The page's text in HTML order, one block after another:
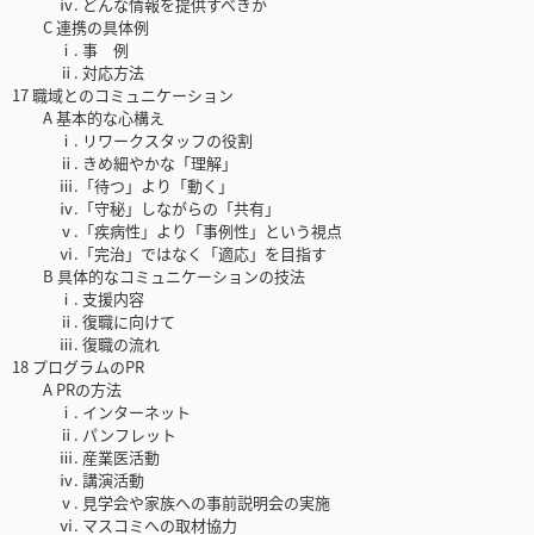
C 連携の具体例
ⅰ. 事 例
ⅱ. 対応方法
17 職域とのコミュニケーション
A 基本的な心構え
ⅰ. リワークスタッフの役割
ⅱ. きめ細やかな「理解」
ⅲ.「待つ」より「動く」
ⅳ.「守秘」しながらの「共有」
ⅴ.「疾病性」より「事例性」という視点
ⅵ.「完治」ではなく「適応」を目指す
B 具体的なコミュニケーションの技法
ⅰ. 支援内容
ⅱ. 復職に向けて
ⅲ. 復職の流れ
18 プログラムのPR
A PRの方法
ⅰ. インターネット
ⅱ. パンフレット
ⅲ. 産業医活動
ⅳ. 講演活動
ⅴ. 見学会や家族への事前説明会の実施
ⅵ. マスコミへの取材協力